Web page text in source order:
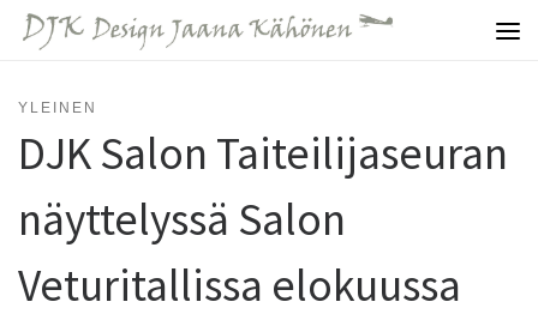
Skip to content
YLEINEN
DJK Salon Taiteilijaseuran
näyttelyssä Salon
Veturitallissa elokuussa